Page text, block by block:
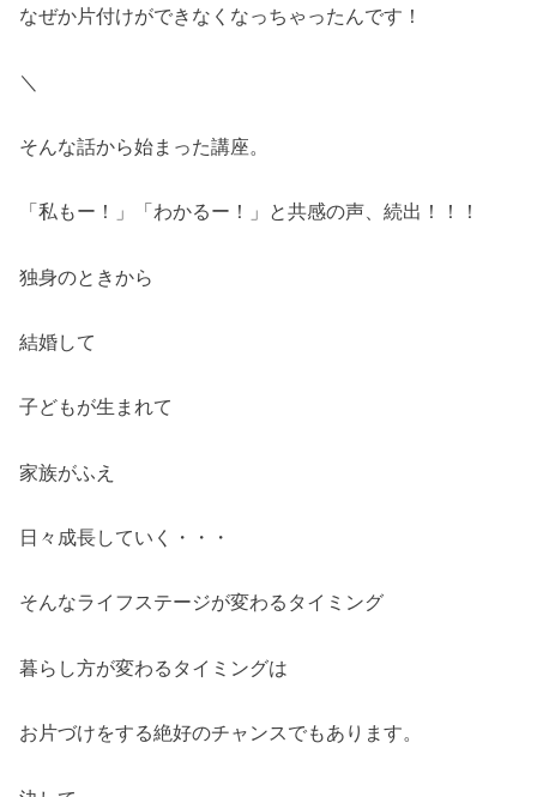
なぜか片付けができなくなっちゃったんです！
＼
そんな話から始まった講座。
「私もー！」「わかるー！」と共感の声、続出！！！
独身のときから
結婚して
子どもが生まれて
家族がふえ
日々成長していく・・・
そんなライフステージが変わるタイミング
暮らし方が変わるタイミングは
お片づけをする絶好のチャンスでもあります。